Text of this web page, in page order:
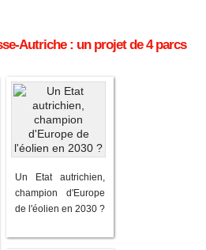
Autriche : un projet de 4 parcs
Un Etat autrichien,
champion d'Europe
de l'éolien en 2030 ?